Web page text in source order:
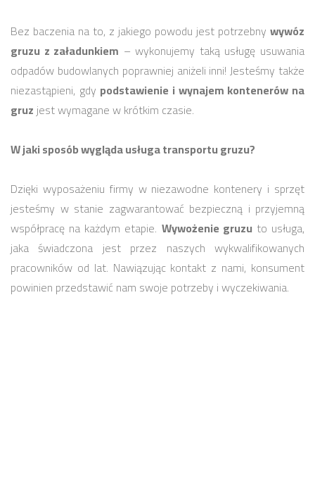
Bez baczenia na to, z jakiego powodu jest potrzebny wywóz
gruzu z załadunkiem – wykonujemy taką usługę usuwania
odpadów budowlanych poprawniej aniżeli inni! Jesteśmy także
niezastąpieni, gdy podstawienie i wynajem kontenerów na
gruzjest wymagane w krótkim czasie.
W jaki sposób wygląda usługa transportu gruzu?
Dzięki wyposażeniu firmy w niezawodne kontenery i sprzęt
jesteśmy w stanie zagwarantować bezpieczną i przyjemną
współpracę na każdym etapie. Wywożenie gruzu to usługa,
jaka świadczona jest przez naszych wykwalifikowanych
pracowników od lat. Nawiązując kontakt z nami, konsument
powinien przedstawić nam swoje potrzeby i wyczekiwania.